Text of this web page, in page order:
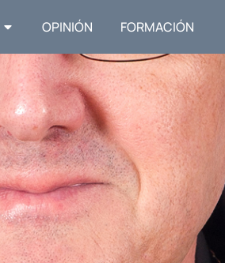
OPINIÓN FORMACIÓN